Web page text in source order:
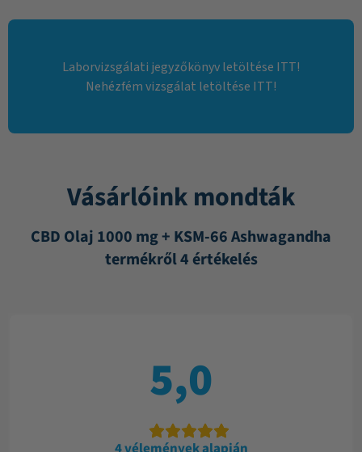
Laborvizsgálati jegyzőkönyv letöltése ITT!
Nehézfém vizsgálat letöltése ITT!
Vásárlóink mondták
CBD Olaj 1000 mg + KSM-66 Ashwagandha
termékről 4 értékelés
5,0